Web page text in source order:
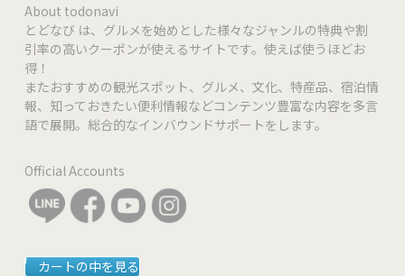
About todonavi
とどなび は、グルメを始めとした様々なジャンルの特典や割
引率の高いクーポンが使えるサイトです。使えば使うほどお
得！
またおすすめの観光スポット、グルメ、文化、特産品、宿泊情
報、知っておきたい便利情報などコンテンツ豊富な内容を多言
語で展開。総合的なインバウンドサポートをします。
Official Accounts
カートの中を見る